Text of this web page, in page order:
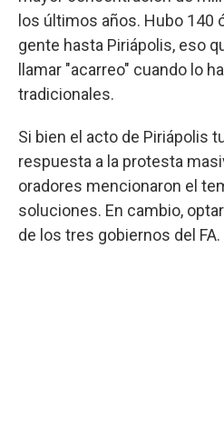
los últimos años. Hubo 140
gente hasta Piriápolis, eso
llamar "acarreo" cuando lo
tradicionales.
Si bien el acto de Piriápolis
respuesta a la protesta
oradores mencionaron el
soluciones. En cambio,
de los tres gobiernos del FA.